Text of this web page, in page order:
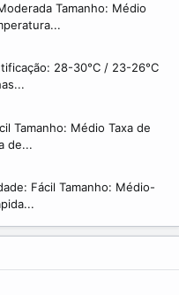
Tamanho: Médio
28-30°C / 23-26°C
Tamanho: Médio Taxa de
de...
Fácil Tamanho: Médio-